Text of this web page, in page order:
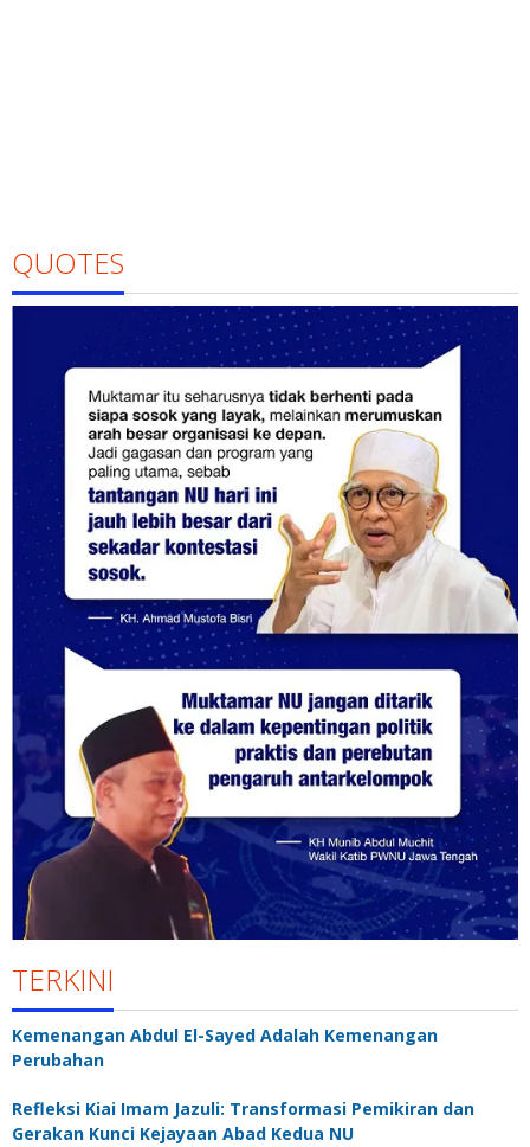
QUOTES
TERKINI
Kemenangan Abdul El-Sayed Adalah Kemenangan
Perubahan
Refleksi Kiai Imam Jazuli: Transformasi Pemikiran dan
Gerakan Kunci Kejayaan Abad Kedua NU